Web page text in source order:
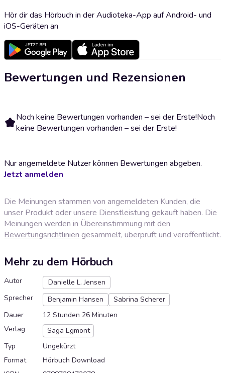
Hör dir das Hörbuch in der Audioteka-App auf Android- und
iOS-Geräten an
Bewertungen und Rezensionen
Noch keine Bewertungen vorhanden – sei der Erste!Noch
keine Bewertungen vorhanden – sei der Erste!
Nur angemeldete Nutzer können Bewertungen abgeben.
Jetzt anmelden
Die Meinungen stammen von angemeldeten Kunden, die
unser Produkt oder unsere Dienstleistung gekauft haben. Die
Meinungen werden in Übereinstimmung mit den
Bewertungsrichtlinien gesammelt, überprüft und veröffentlicht.
Mehr zu dem Hörbuch
Autor
Danielle L. Jensen
Sprecher
Benjamin Hansen
Sabrina Scherer
Dauer
12 Stunden 26 Minuten
Verlag
Saga Egmont
Typ
Ungekürzt
Format
Hörbuch Download